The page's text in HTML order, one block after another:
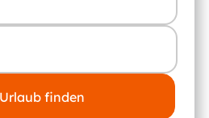
Urlaub finden